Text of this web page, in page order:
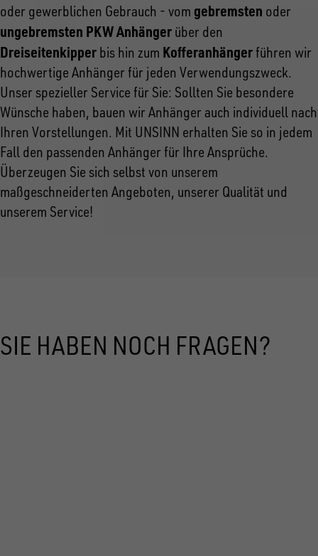
oder gewerblichen Gebrauch - vom gebremsten oder
ungebremsten PKW Anhänger über den
Dreiseitenkipper bis hin zum Kofferanhänger führen wir
hochwertige Anhänger für jeden Verwendungszweck.
Unser spezieller Service für Sie: Sollten Sie besondere
Wünsche haben, bauen wir Anhänger auch individuell nach
Ihren Vorstellungen. Mit UNSINN erhalten Sie so in jedem
Fall den passenden Anhänger für Ihre Ansprüche.
Überzeugen Sie sich selbst von unserem
maßgeschneiderten Angeboten, unserer Qualität und
unserem Service!
SIE HABEN NOCH FRAGEN?